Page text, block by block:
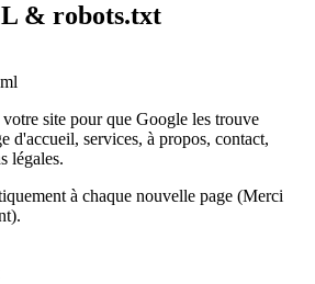
& robots.txt
site pour que Google les trouve
d'accueil, services, à propos, contact,
légales.
à chaque nouvelle page (Merci